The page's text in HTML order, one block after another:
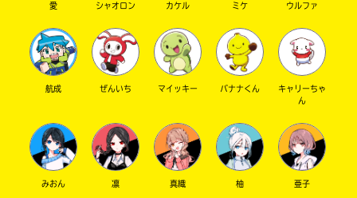
愛 シャオロン カケル ミケ ウルファ
航成 ぜんいち マイッキー バナナくん
キャリーちゃ
ん
みおん 凛 真織 柚 亜子